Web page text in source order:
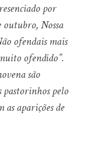
por
outubro, Nossa
ofendais mais
ofendido”.
são
pastorinhos pelo
as aparições de